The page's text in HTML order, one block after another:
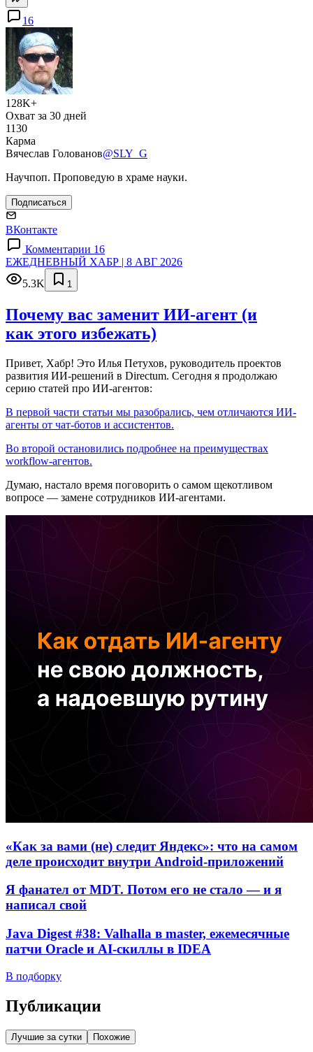
16
128K+
Охват за 30 дней
1130
Карма
Вячеслав Голованов@SLY_G
Научпоп. Проповедую в храме науки.
Подписаться
ВКонтакте
Комментарии 16
ЕЖЕДНЕВНЫЙ ХАБР | 8 АВГ 2026
5.3K
1
Почему вас заменит ИИ‑агент (и
как этого избежать)
Привет, Хабр! Это Илья Петухов, руководитель проектов
развития ИИ-решений в Directum. Сегодня я продолжаю
серию статей про ИИ-агентов:
В первой части статьи мы разобрались, чем отличаются ИИ-
агенты от чат-ботов и ассистентов.
Во второй остановились подробнее на преимуществах
workflow-агентов.
Думаю, настало время поговорить о самом щекотливом
вопросе — замене сотрудников ИИ-агентами.
«Как за вами (не) следит Яндекс»: что на самом
деле происходит внутри Android-приложений
Я фанател от MDT. Потом его не стало — и я
написал свой
Java Digest #38: Valhalla в master, ежемесячные
патчи Oracle и AI-скиллы в IDEA
В подборку
Публикации
Лучшие за сутки Похожие